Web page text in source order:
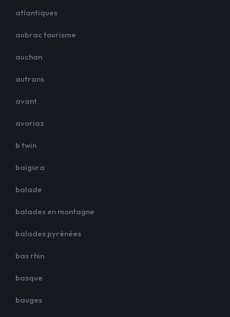
atlantiques
aubrac tourisme
auchan
autrans
avant
avoriaz
b twin
baigura
balade
balades en montagne
balades pyrénées
bas rhin
basque
bauges